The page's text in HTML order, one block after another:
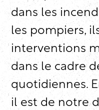
dans les
les pompiers,
interventions
dans le cadre
quotidiennes.
il est de notre